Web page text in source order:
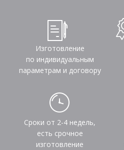
Изготовление
по индивидуальным
параметрам и договору
Сроки от 2-4 недель,
есть срочное
изготовление